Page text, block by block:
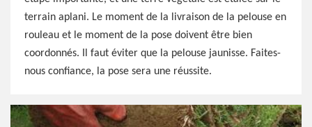
terrain aplani. Le moment de la livraison de la pelouse en
rouleau et le moment de la pose doivent être bien
coordonnés. Il faut éviter que la pelouse jaunisse. Faites-
nous confiance, la pose sera une réussite.